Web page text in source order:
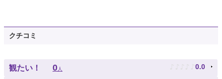
クチコミ
観たい！ 0人 ♪ ♪ ♪ ♪ ♪ 0.0